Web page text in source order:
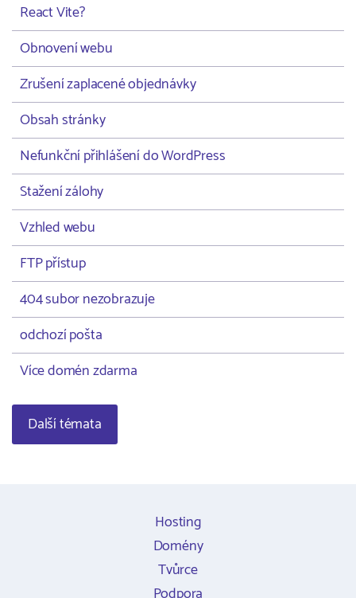
React Vite?
Obnovení webu
Zrušení zaplacené objednávky
Obsah stránky
Nefunkční přihlášení do WordPress
Stažení zálohy
Vzhled webu
FTP přístup
404 subor nezobrazuje
odchozí pošta
Více domén zdarma
Další témata
Hosting
Domény
Tvůrce